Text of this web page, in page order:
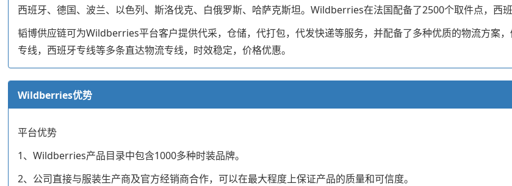
西班牙、德国、波兰、以色列、斯洛伐克、白俄罗斯、哈萨克斯坦。Wildberries在法国配备了2500个取件点，西
韬博供应链可为Wildberries平台客户提供代采，仓储，代打包，代发快递等服务，并配备了多种优质的物流方案
专线，西班牙专线等多条直达物流专线，时效稳定，价格优惠。
Wildberries优势
平台优势
1、Wildberries产品目录中包含1000多种时装品牌。
2、公司直接与服装生产商及官方经销商合作，可以在最大程度上保证产品的质量和可信度。